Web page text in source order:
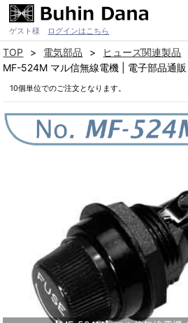
ゲスト様 ログインはこちら
TOP 電気部品
ヒューズ関連製品
MF-524M マル信無線電機 | 電子部品通
10個単位でのご注文となります。